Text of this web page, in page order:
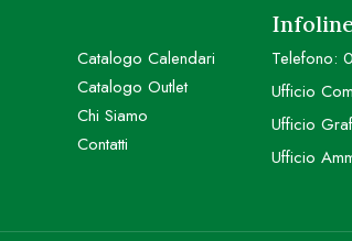
Catalogo Calendari
Catalogo Outlet
Chi Siamo
Contatti
Telefono:
Ufficio
Ufficio
Ufficio